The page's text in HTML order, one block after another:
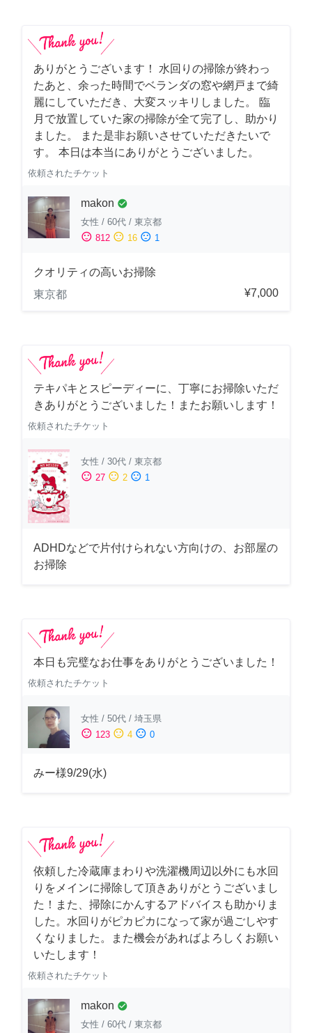
ありがとうございます！ 水回りの掃除が終わっ
たあと、余った時間でベランダの窓や網戸まで綺
麗にしていただき、大変スッキリしました。 臨
月で放置していた家の掃除が全て完了し、助かり
ました。 また是非お願いさせていただきたいで
す。 本日は本当にありがとうございました。
依頼されたチケット
makon check_circle
女性 / 60代 / 東京都
sentiment_satisfied 812 sentiment_neutral 16 sentiment_dissatisfied 1
クオリティの高いお掃除
東京都
¥7,000
テキパキとスピーディーに、丁寧にお掃除いただ
きありがとうございました！またお願いします！
依頼されたチケット
女性 / 30代 / 東京都
sentiment_satisfied 27 sentiment_neutral 2 sentiment_dissatisfied 1
ADHDなどで片付けられない方向けの、お部屋の
お掃除
本日も完璧なお仕事をありがとうございました！
依頼されたチケット
女性 / 50代 / 埼玉県
sentiment_satisfied 123 sentiment_neutral 4 sentiment_dissatisfied 0
みー様9/29(水)
依頼した冷蔵庫まわりや洗濯機周辺以外にも水回
りをメインに掃除して頂きありがとうございまし
た！また、掃除にかんするアドバイスも助かりま
した。水回りがピカピカになって家が過ごしやす
くなりました。また機会があればよろしくお願い
いたします！
依頼されたチケット
makon check_circle
女性 / 60代 / 東京都